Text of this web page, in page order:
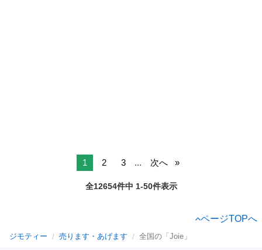
1 2 3 ... 次へ
全12654件中 1-50件表示
ページTOPへ
ジモティー 売ります・あげます 全国の「Joie」